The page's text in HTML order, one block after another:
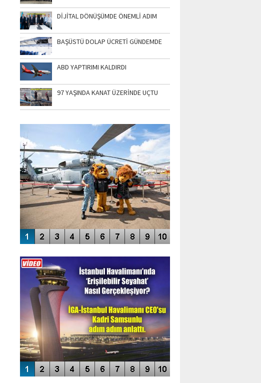
DİJİTAL DÖNÜŞÜMDE ÖNEMLİ ADIM
BAŞÜSTÜ DOLAP ÜCRETİ GÜNDEMDE
ABD YAPTIRIMI KALDIRDI
97 YAŞINDA KANAT ÜZERİNDE UÇTU
SİNGAPUR AIRSHOW-2020
ENGELLERİN AŞILDIĞI HAVALİMANI